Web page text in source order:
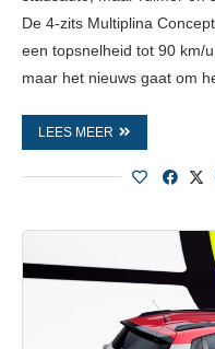
De 4-zits Multiplina
een topsnelheid tot 90 km/
maar het nieuws gaat om
LEES MEER